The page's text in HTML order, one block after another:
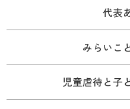
代表
みらいこ
児童虐待と子